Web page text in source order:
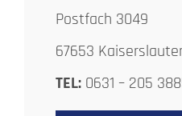
Postfach 3049
67653
TEL:0631 – 205